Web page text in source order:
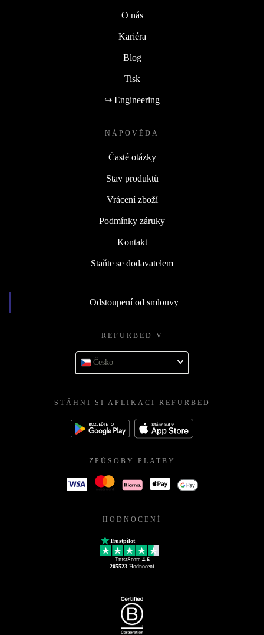
O nás
Kariéra
Blog
Tisk
↪ Engineering
NÁPOVĚDA
Časté otázky
Stav produktů
Vrácení zboží
Podmínky záruky
Kontakt
Staňte se dodavatelem
Odstoupení od smlouvy
REFURBED V
Česko
STÁHNI SI APLIKACI REFURBED
ZPŮSOBY PLATBY
HODNOCENÍ
Trustpilot
TrustScore 4.6
205523 Hodnocení